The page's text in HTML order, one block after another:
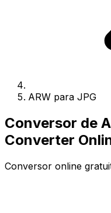
ARW para JPG
Conversor de
Converter
Conversor online